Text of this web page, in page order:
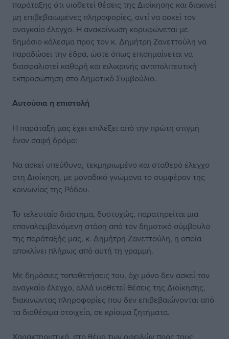
παράταξης ότι υιοθετεί θέσεις της Διοίκησης και διακινεί
μη επιβεβαιωμένες πληροφορίες, αντί να ασκεί τον
αναγκαίο έλεγχο. Η ανακοίνωση κορυφώνεται με
δημόσιο κάλεσμα προς τον κ. Δημήτρη Ζανεττούλη να
παραδώσει την έδρα, ώστε όπως επισημαίνεται να
διασφαλιστεί καθαρή και ειλικρινής αντιπολιτευτική
εκπροσώπηση στο Δημοτικό Συμβούλιο.
Αυτούσια η επιστολή
Η παράταξή μας έχει επιλέξει από την πρώτη στιγμή
έναν σαφή δρόμο:
Να ασκεί υπεύθυνο, τεκμηριωμένο και σταθερό έλεγχο
στη Διοίκηση, με μοναδικό γνώμονα το συμφέρον της
κοινωνίας της Ρόδου.
Το τελευταίο διάστημα, δυστυχώς, παρατηρείται μια
επαναλαμβανόμενη στάση από τον δημοτικό σύμβουλο
της παράταξής μας, κ. Δημήτρη Ζανεττούλη, η οποία
αποκλίνει πλήρως από αυτή τη γραμμή.
Με δημόσιες τοποθετήσεις του, όχι μόνο δεν ασκεί τον
αναγκαίο έλεγχο, αλλά υιοθετεί θέσεις της Διοίκησης,
διακινώντας πληροφορίες που δεν επιβεβαιώνονται από
τα διαθέσιμα στοιχεία, σε κρίσιμα ζητήματα.
Χαρακτηριστικά, στο θέμα των οφειλών προς τους